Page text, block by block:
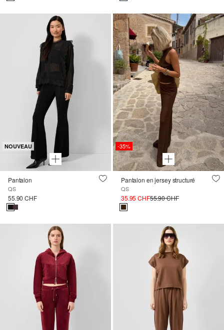
NOUVEAU
Pantalon
QS
55.90 CHF
-35%
Pantalon en jersey structuré
QS
35.95 CHF55.90 CHF